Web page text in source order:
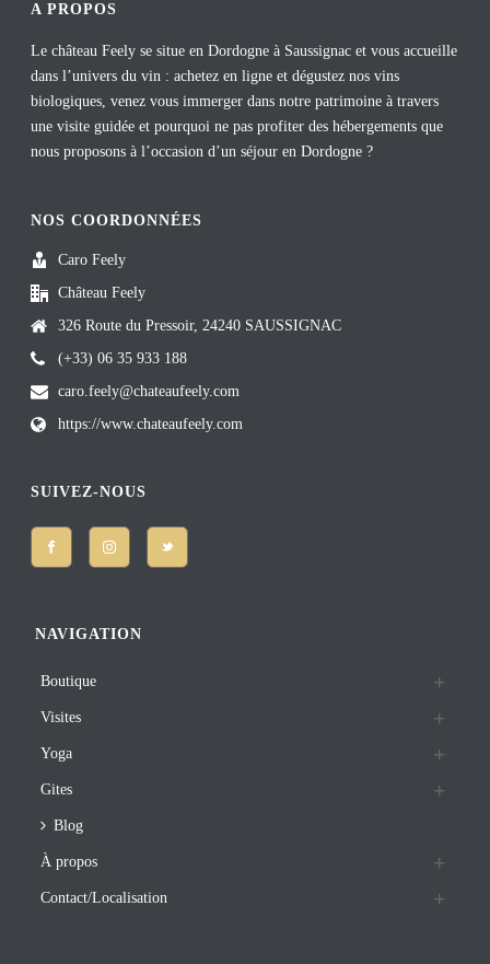
A PROPOS
Le château Feely se situe en Dordogne à Saussignac et vous accueille
dans l’univers du vin : achetez en ligne et dégustez nos vins
biologiques, venez vous immerger dans notre patrimoine à travers
une visite guidée et pourquoi ne pas profiter des hébergements que
nous proposons à l’occasion d’un séjour en Dordogne ?
NOS COORDONNÉES
Caro Feely
Château Feely
326 Route du Pressoir, 24240 SAUSSIGNAC
(+33) 06 35 933 188
caro.feely@chateaufeely.com
https://www.chateaufeely.com
SUIVEZ-NOUS
NAVIGATION
Boutique
Visites
Yoga
Gites
Blog
À propos
Contact/Localisation